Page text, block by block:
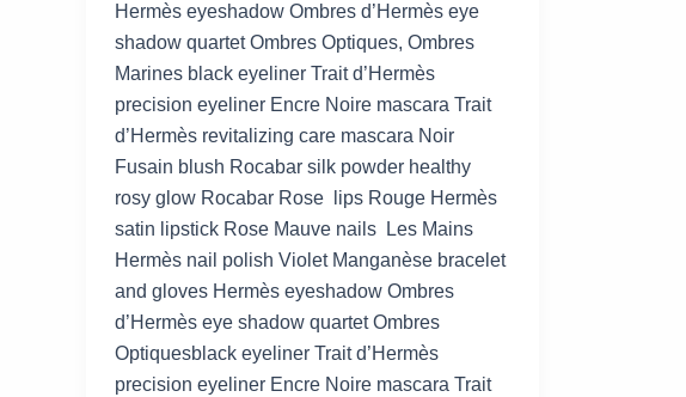
Hermès eyeshadow Ombres d’Hermès eye
shadow quartet Ombres Optiques, Ombres
Marines black eyeliner Trait d’Hermès
precision eyeliner Encre Noire mascara Trait
d’Hermès revitalizing care mascara Noir
Fusain blush Rocabar silk powder healthy
rosy glow Rocabar Rose lips Rouge Hermès
satin lipstick Rose Mauve nails Les Mains
Hermès nail polish Violet Manganèse bracelet
and gloves Hermès eyeshadow Ombres
d’Hermès eye shadow quartet Ombres
Optiquesblack eyeliner Trait d’Hermès
precision eyeliner Encre Noire mascara Trait